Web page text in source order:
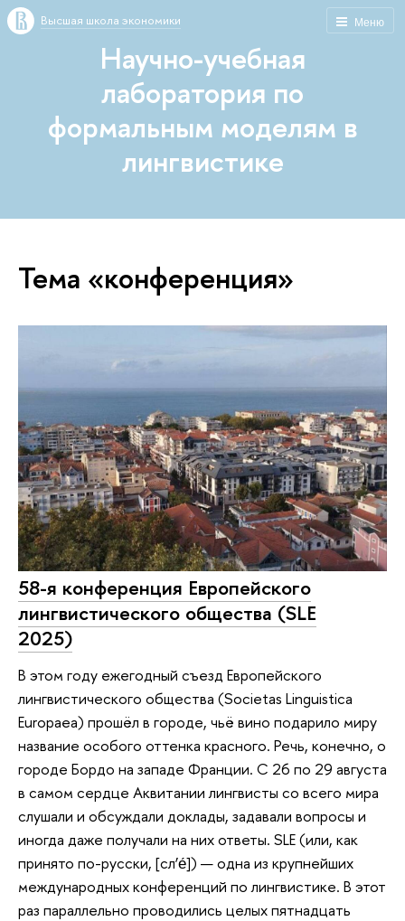
Меню
Высшая школа экономики
Научно-учебная
лаборатория по
формальным моделям в
лингвистике
Тема «конференция»
58-я конференция Европейского
лингвистического общества (SLE
2025)
В этом году ежегодный съезд Европейского
лингвистического общества (Societas Linguistica
Europaea) прошёл в городе, чьё вино подарило миру
название особого оттенка красного. Речь, конечно, о
городе Бордо на западе Франции. С 26 по 29 августа
в самом сердце Аквитании лингвисты со всего мира
слушали и обсуждали доклады, задавали вопросы и
иногда даже получали на них ответы. SLE (или, как
принято по-русски, [сл’е́]) — одна из крупнейших
международных конференций по лингвистике. В этот
раз параллельно проводились целых пятнадцать